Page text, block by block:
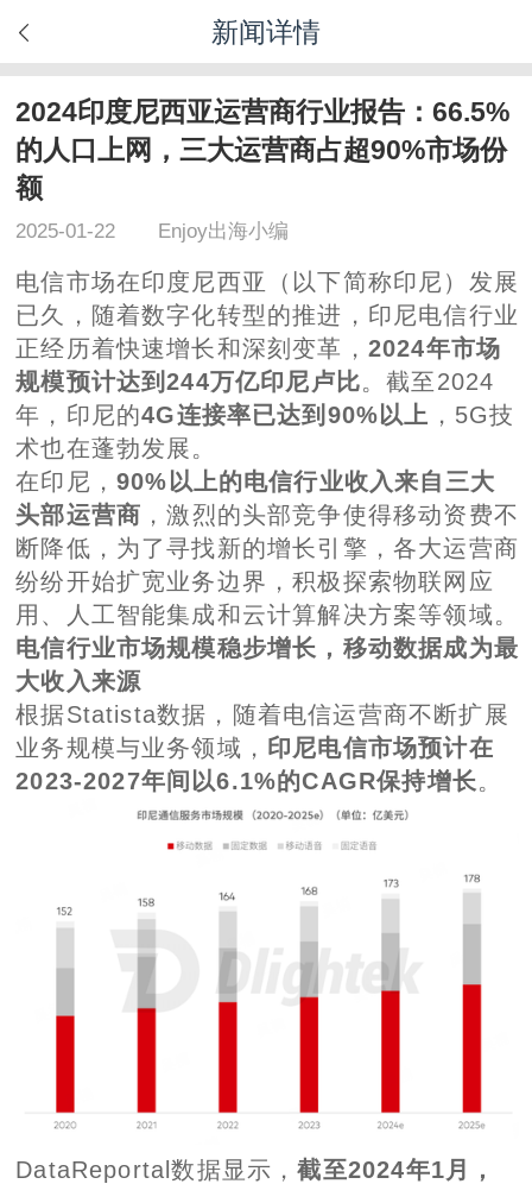
新闻详情
2024印度尼西亚运营商行业报告：66.5%
的人口上网，三大运营商占超90%市场份
额
2025-01-22 Enjoy出海小编
电信市场在印度尼西亚（以下简称印尼）发展
已久，随着数字化转型的推进，印尼电信行业
正经历着快速增长和深刻变革， 2024年市场
规模预计达到244万亿印尼卢比。截至2024
年，印尼的4G连接率已达到90%以上 ，5G技
术也在蓬勃发展。
在印尼， 90%以上的电信行业收入来自三大
头部运营商 ，激烈的头部竞争使得移动资费不
断降低，为了寻找新的增长引擎，各大运营商
纷纷开始扩宽业务边界，积极探索物联网应
用、人工智能集成和云计算解决方案等领域。
电信行业市场规模稳步增长，移动数据成为最
大收入来源
根据Statista数据，随着电信运营商不断扩展
业务规模与业务领域， 印尼电信市场预计在
2023-2027年间以6.1%的CAGR保持增长。
DataReportal数据显示，截至2024年1月，